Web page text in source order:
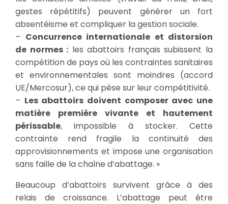
gestes répétitifs) peuvent générer un fort
absentéisme et compliquer la gestion sociale.
– Concurrence internationale et distorsion
de normes : les abattoirs français subissent la
compétition de pays où les contraintes sanitaires
et environnementales sont moindres (accord
UE/Mercosur), ce qui pèse sur leur compétitivité.
– Les abattoirs doivent composer avec une
matière première vivante et hautement
périssable, impossible à stocker. Cette
contrainte rend fragile la continuité des
approvisionnements et impose une organisation
sans faille de la chaîne d’abattage. »
Beaucoup d’abattoirs survivent grâce à des
relais de croissance. L’abattage peut être